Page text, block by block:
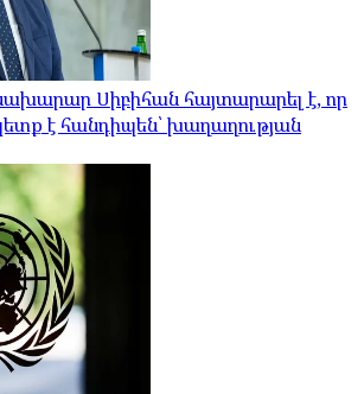
Սիբիհան հայտարարել է, որ
է հանդիպեն՝ խաղաղության